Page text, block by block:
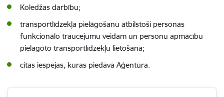
Koledžas darbību;
transportlīdzekļa pielāgošanu atbilstoši personas
funkcionālo traucējumu veidam un personu apmācību
pielāgoto transportlīdzekļu lietošanā;
citas iespējas, kuras piedāvā Aģentūra.